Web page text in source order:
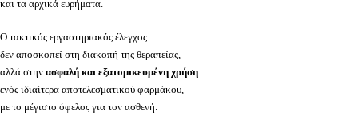
και τα αρχικά ευρήματα.
Ο τακτικός εργαστηριακός έλεγχος
δεν αποσκοπεί στη διακοπή της θεραπείας,
αλλά στην ασφαλή και εξατομικευμένη χρήση
ενός ιδιαίτερα αποτελεσματικού φαρμάκου,
με το μέγιστο όφελος για τον ασθενή.